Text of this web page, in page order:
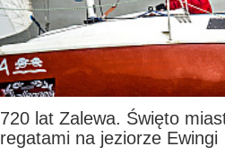
720 lat Zalewa. Święto
regatami na jeziorze Ewingi